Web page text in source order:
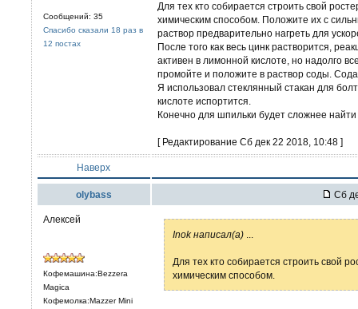
Сообщений: 35
Спасибо сказали 18 раз в
12 постах
Для тех кто собирается строить свой
химическим способом. Положите их с
раствор предварительно нагреть для
После того как весь цинк растворится,
активен в лимонной кислоте, но надолго
промойте и положите в раствор соды.
Я использовал стеклянный стакан для
кислоте испортится.
Конечно для шпильки будет сложнее
[ Редактирование Сб дек 22 2018, 10:48 ]
Наверх
olybass Сб
Алексей
Кофемашина:Bezzera
Magica
Кофемолка:Mazzer Mini
Inok написал(а)
Для тех кто собирается строить свой
химическим способом.